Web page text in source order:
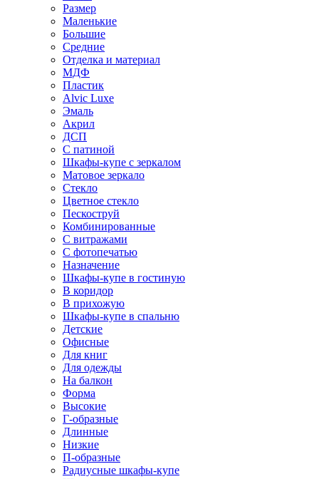
Размер
Маленькие
Большие
Средние
Отделка и материал
МДФ
Пластик
Alvic Luxe
Эмаль
Акрил
ДСП
С патиной
Шкафы-купе с зеркалом
Матовое зеркало
Стекло
Цветное стекло
Пескоструй
Комбинированные
С витражами
С фотопечатью
Назначение
Шкафы-купе в гостиную
В коридор
В прихожую
Шкафы-купе в спальню
Детские
Офисные
Для книг
Для одежды
На балкон
Форма
Высокие
Г-образные
Длинные
Низкие
П-образные
Радиусные шкафы-купе